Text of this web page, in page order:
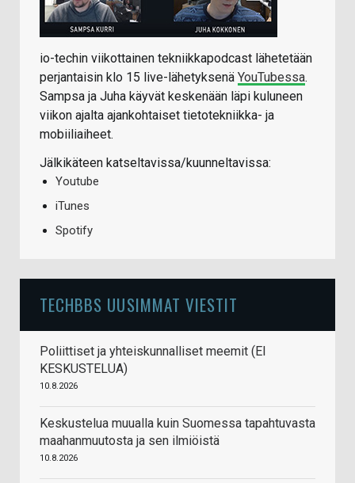
io-techin viikottainen tekniikkapodcast lähetetään
perjantaisin klo 15 live-lähetyksenä YouTubessa.
Sampsa ja Juha käyvät keskenään läpi kuluneen
viikon ajalta ajankohtaiset tietotekniikka- ja
mobiiliaiheet.
Jälkikäteen katseltavissa/kuunneltavissa:
Youtube
iTunes
Spotify
TECHBBS UUSIMMAT VIESTIT
Poliittiset ja yhteiskunnalliset meemit (EI
KESKUSTELUA)
10.8.2026
Keskustelua muualla kuin Suomessa tapahtuvasta
maahanmuutosta ja sen ilmiöistä
10.8.2026